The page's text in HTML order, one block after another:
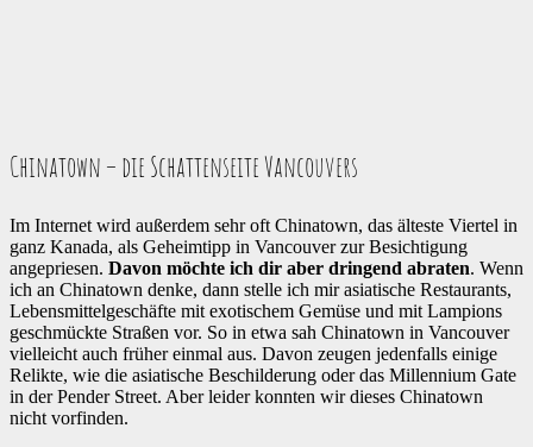
Chinatown – die Schattenseite Vancouvers
Im Internet wird außerdem sehr oft Chinatown, das älteste Viertel in
ganz Kanada, als Geheimtipp in Vancouver zur Besichtigung
angepriesen. Davon möchte ich dir aber dringend abraten. Wenn
ich an Chinatown denke, dann stelle ich mir asiatische Restaurants,
Lebensmittelgeschäfte mit exotischem Gemüse und mit Lampions
geschmückte Straßen vor. So in etwa sah Chinatown in Vancouver
vielleicht auch früher einmal aus. Davon zeugen jedenfalls einige
Relikte, wie die asiatische Beschilderung oder das Millennium Gate
in der Pender Street. Aber leider konnten wir dieses Chinatown
nicht vorfinden.